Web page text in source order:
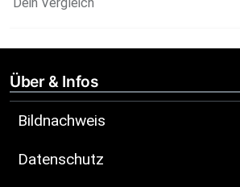
Über & Infos
Bildnachweis
Datenschutz